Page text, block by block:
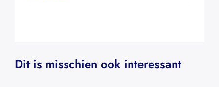
Dit is misschien ook interessant